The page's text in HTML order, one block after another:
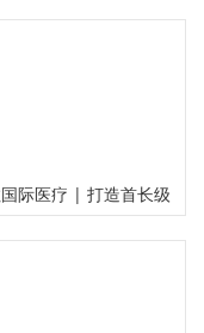
际医疗 | 打造首长级
务 护航国民健康福祉